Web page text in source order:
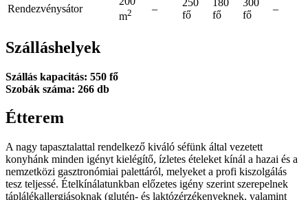
Rendezvénysátor
m2 –
fő
fő
fő
–
Szálláshelyek
Szállás kapacitás: 550 fő
Szobák száma: 266 db
Étterem
A nagy tapasztalattal rendelkező kiváló séfünk által vezetett
konyhánk minden igényt kielégítő, ízletes ételeket kínál a hazai és a
nemzetközi gasztronómiai palettáról, melyeket a profi kiszolgálás
tesz teljessé. Ételkínálatunkban előzetes igény szerint szerepelnek
táplálékallergiásoknak (glutén- és laktózérzékenyeknek, valamint